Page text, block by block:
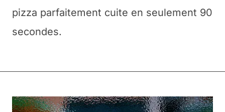
pizza parfaitement cuite en seulement 90
secondes.